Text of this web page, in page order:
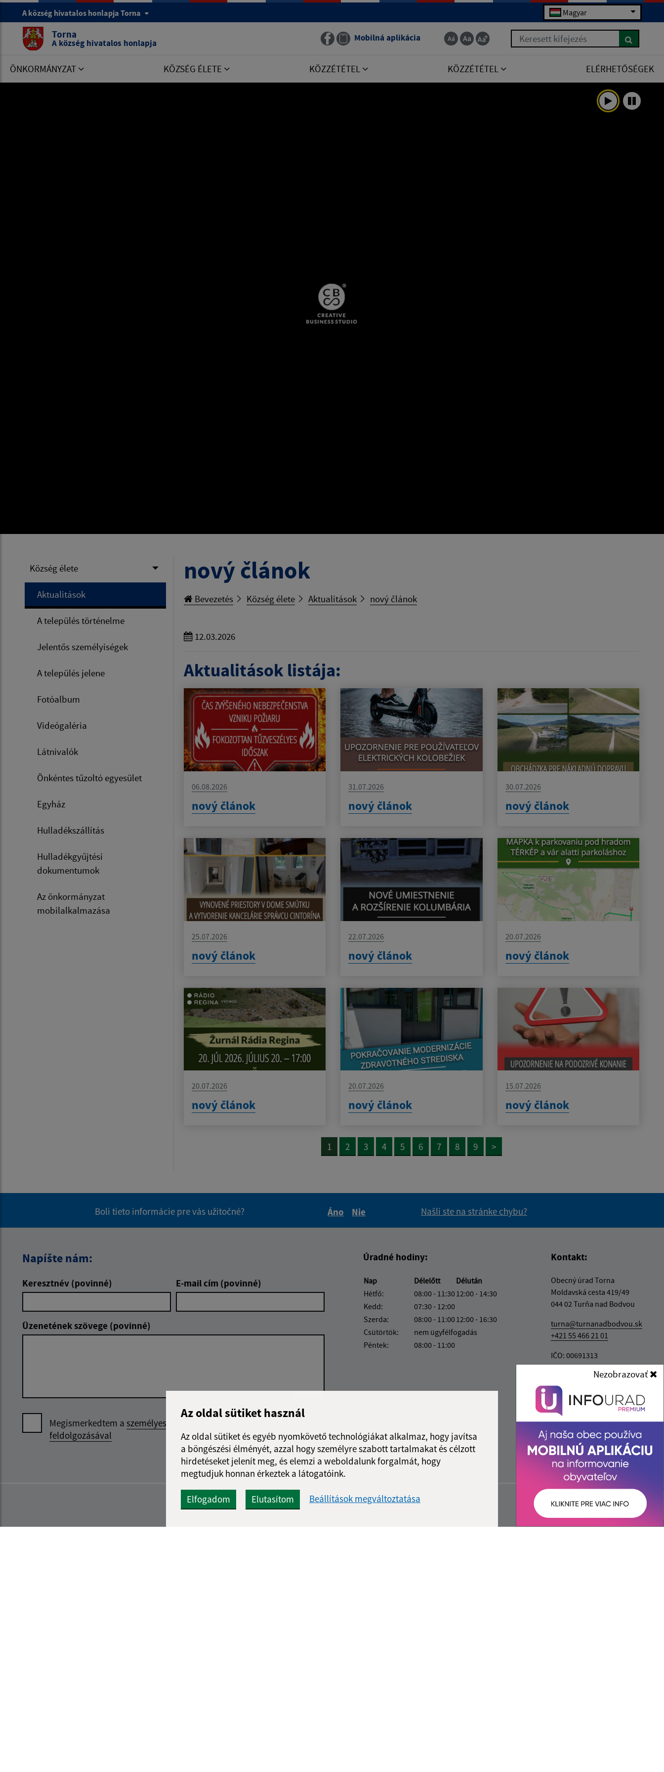
Az oldal sütiket használ
Az oldal sütiket és egyéb nyomkövető technológiákat alkalmaz, hogy javítsa
a böngészési élményét, azzal hogy személyre szabott tartalmakat és célzott
hirdetéseket jelenít meg, és elemzi a weboldalunk forgalmát, hogy
megtudjuk honnan érkeztek a látogatóink.
Elfogadom Elutasítom Beállítások megváltoztatása
Nezobrazovať
A község hivatalos honlapja Torna Magyar
Torna
A község hivatalos honlapja Mobilná aplikácia Keresett kifejezés
ÖNKORMÁNYZAT KÖZSÉG ÉLETE KÖZZÉTÉTEL KÖZZÉTÉTEL ELÉRHETŐSÉGEK
Község élete
Aktualitások
A település történelme
Jelentős személyiségek
A település jelene
Fotóalbum
Videógaléria
Látnivalók
Önkéntes tűzoltó egyesület
Egyház
Hulladékszállítás
Hulladékgyűjtési
dokumentumok
Az önkormányzat
mobilalkalmazása
nový článok
Bevezetés Község élete Aktualitások nový článok
12.03.2026
Aktualitások listája:
06.08.2026
nový článok
31.07.2026
nový článok
30.07.2026
nový článok
25.07.2026
nový článok
22.07.2026
nový článok
20.07.2026
nový článok
20.07.2026
nový článok
20.07.2026
nový článok
15.07.2026
nový článok
1 2 3 4 5 6 7 8 9 >
Boli tieto informácie pre vás užitočné?
Áno
Nie
Našli ste na stránke chybu?
Napíšte nám:
Keresztnév (povinné) E-mail cím (povinné)
Üzenetének szövege (povinné)
Megismerkedtem a személyes adatok
feldolgozásával
Google reCaptcha Response
Úradné hodiny:
Nap Délelőtt
Délután
Hétfő:
08:00 - 11:3012:00 - 14:30
Kedd:
07:30 - 12:00
Szerda:
08:00 - 11:0012:00 - 16:30
Csütörtök:
nem ügyfélfogadás
Péntek:
08:00 - 11:00
Kontakt:
Obecný úrad Torna
Moldavská cesta 419/49
044 02 Turňa nad Bodvou
turna@turnanadbodvou.sk
+421 55 466 21 01
IČO: 00691313